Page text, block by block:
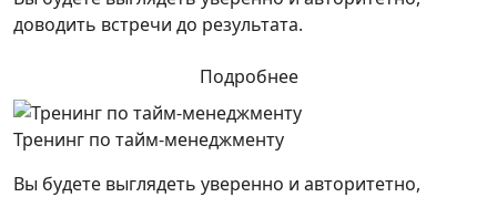
доводить встречи до результата.
Подробнее
Тренинг по тайм-менеджменту
Вы будете выглядеть уверенно и авторитетно,